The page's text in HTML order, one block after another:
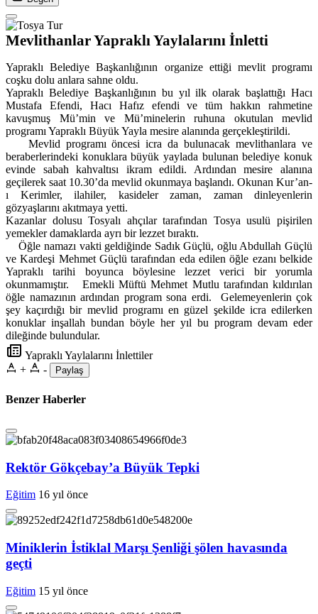
Mevlithanlar Yapraklı Yaylalarını İnletti
Yapraklı Belediye Başkanlığının organize ettiği mevlit programı
coşku dolu anlara sahne oldu.
Yapraklı Belediye Başkanlığının bu yıl ilk olarak başlattığı Hacı
Mustafa Efendi, Hacı Hafız efendi ve tüm hakkın rahmetine
kavuşmuş Mü’min ve Mü’minelerin ruhuna okutulan mevlid
programı Yapraklı Büyük Yayla mesire alanında gerçekleştirildi.
Mevlid programı öncesi icra da bulunacak mevlithanlara ve
beraberlerindeki konuklara büyük yaylada bulunan belediye konuk
evinde sabah kahvaltısı ikram edildi. Ardından mesire alanına
geçilerek saat 10.30’da mevlid okunmaya başlandı. Okunan Kur’an-
ı Kerimler, ilahiler, kasideler zaman, zaman dinleyenlerin
gözyaşlarını akıtmaya yetti.
Kazanlar dolusu Tosyalı ahçılar tarafından Tosya usulü pişirilen
yemekler damaklarda ayrı bir lezzet bıraktı.
Öğle namazı vakti geldiğinde Sadık Güçlü, oğlu Abdullah Güçlü
ve Kardeşi Mehmet Güçlü tarafından eda edilen öğle ezanı belkide
Yapraklı tarihi boyunca böylesine lezzet verici bir yorumla
okunmamıştır. Emekli Müftü Mehmet Mutlu tarafından kıldırılan
öğle namazının ardından program sona erdi. Gelemeyenlerin çok
şey kaçırdığı bir mevlid programı en güzel şekilde icra edilerken
konuklar inşallah bundan böyle her yıl bu program devam eder
dileğinde bulundular.
Yapraklı Yaylalarını İnlettiler
+
- Paylaş
Benzer Haberler
Rektör Gökçebay’a Büyük Tepki
Eğitim 16 yıl önce
Miniklerin İstiklal Marşı Şenliği şölen havasında
geçti
Eğitim 15 yıl önce